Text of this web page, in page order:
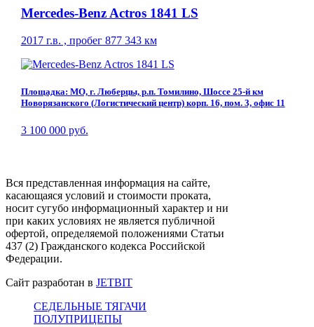
Mercedes-Benz Actros 1841 LS
2017 г.в. , пробег 877 343 км
Площадка: МО, г. Люберцы, р.п. Томилино, Шоссе 25-й км
Новорязанского (Логистический центр) корп. 16, пом. 3, офис 11
3 100 000 руб.
Вся представленная информация на сайте,
касающаяся условий и стоимости проката,
носит сугубо информационный характер и ни
при каких условиях не является публичной
офертой, определяемой положениями Статьи
437 (2) Гражданского кодекса Российской
Федерации.
Сайт разработан в JETBIT
СЕДЕЛЬНЫЕ ТЯГАЧИ
ПОЛУПРИЦЕПЫ